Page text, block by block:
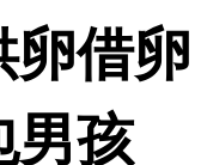
卵借卵
男孩